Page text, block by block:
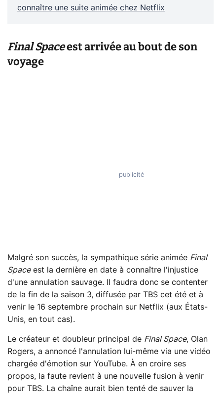
connaître une suite animée chez Netflix
Final Spaceest arrivée au bout de son
voyage
Malgré son succès, la sympathique série animée Final
Spaceest la dernière en date à connaître l'injustice
d'une annulation sauvage. Il faudra donc se contenter
de la fin de la saison 3, diffusée par TBS cet été et à
venir le 16 septembre prochain sur Netflix (aux États-
Unis, en tout cas).
Le créateur et doubleur principal de Final Space, Olan
Rogers, a annoncé l'annulation lui-même via une vidéo
chargée d'émotion sur YouTube. À en croire ses
propos, la faute revient à une nouvelle fusion à venir
pour TBS. La chaîne aurait bien tenté de sauver la